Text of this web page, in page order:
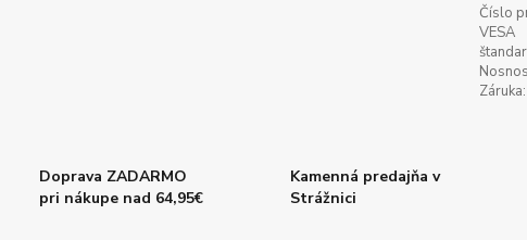
Číslo
VESA
Záruka:
Doprava ZADARMO
pri nákupe nad 64,95€
Kamenná predajňa v
Strážnici